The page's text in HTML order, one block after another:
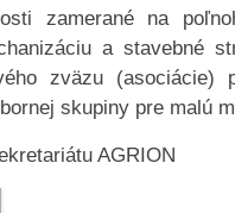
zamerané na
a stavebné
zväzu (asociácie)
skupiny pre malú
AGRION